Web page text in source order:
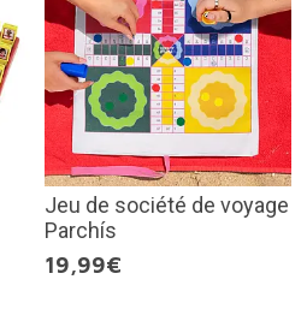
Jeu de société de voyage
Parchís
19,99€